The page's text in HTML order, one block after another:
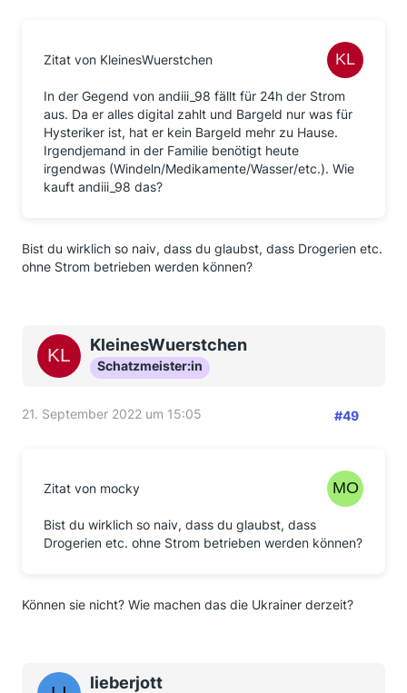
Zitat von KleinesWuerstchen
In der Gegend von andiii_98 fällt für 24h der Strom
aus. Da er alles digital zahlt und Bargeld nur was für
Hysteriker ist, hat er kein Bargeld mehr zu Hause.
Irgendjemand in der Familie benötigt heute
irgendwas (Windeln/Medikamente/Wasser/etc.). Wie
kauft andiii_98 das?
Bist du wirklich so naiv, dass du glaubst, dass Drogerien etc.
ohne Strom betrieben werden können?
KleinesWuerstchen
Schatzmeister:in
21. September 2022 um 15:05 #49
Zitat von mocky
Bist du wirklich so naiv, dass du glaubst, dass
Drogerien etc. ohne Strom betrieben werden können?
Können sie nicht? Wie machen das die Ukrainer derzeit?
lieberjott